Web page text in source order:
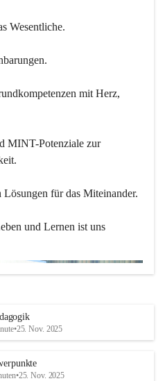
Wesentliche.
mit Herz,
MINT-Potenziale zur
Lösungen für das Miteinander.
und Lernen ist uns
•25. Nov. 2025
•25. Nov. 2025